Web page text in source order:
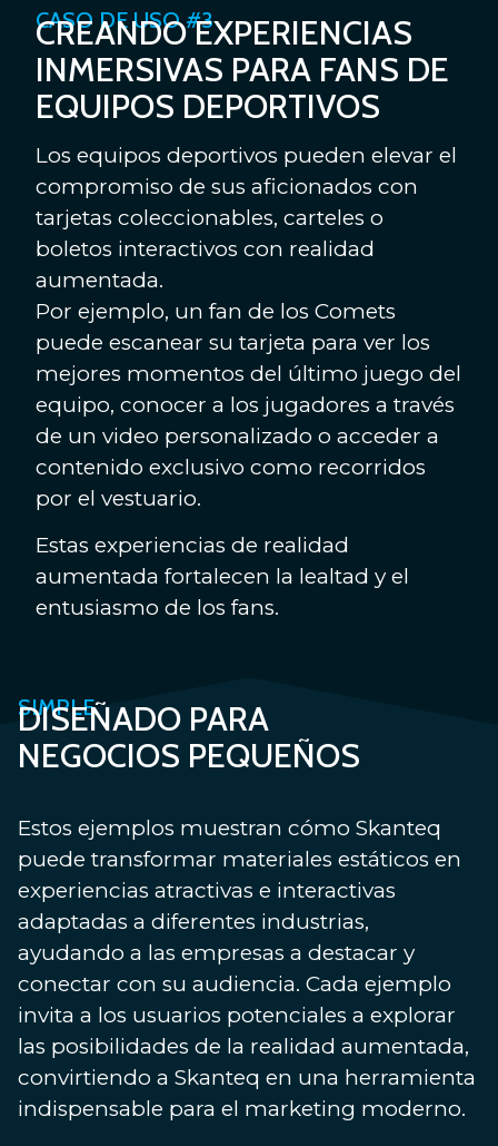
CASO DE USO #3
CREANDO EXPERIENCIAS
INMERSIVAS PARA FANS DE
EQUIPOS DEPORTIVOS
Los equipos deportivos pueden elevar el
compromiso de sus aficionados con
tarjetas coleccionables, carteles o
boletos interactivos con realidad
aumentada.
Por ejemplo, un fan de los Comets
puede escanear su tarjeta para ver los
mejores momentos del último juego del
equipo, conocer a los jugadores a través
de un video personalizado o acceder a
contenido exclusivo como recorridos
por el vestuario.
Estas experiencias de realidad
aumentada fortalecen la lealtad y el
entusiasmo de los fans.
SIMPLE.
DISEÑADO PARA
NEGOCIOS PEQUEÑOS
Estos ejemplos muestran cómo Skanteq
puede transformar materiales estáticos en
experiencias atractivas e interactivas
adaptadas a diferentes industrias,
ayudando a las empresas a destacar y
conectar con su audiencia. Cada ejemplo
invita a los usuarios potenciales a explorar
las posibilidades de la realidad aumentada,
convirtiendo a Skanteq en una herramienta
indispensable para el marketing moderno.